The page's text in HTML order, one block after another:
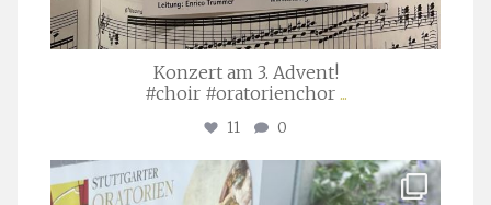
Konzert am 3. Advent!
#choir #oratorienchor ...
11 0
stuttgarter_oratorienchor
Juli 23